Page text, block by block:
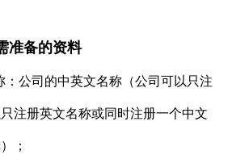
准备的资料
：公司的中英文名称（公司可以只注
注册英文名称或同时注册一个中文
；